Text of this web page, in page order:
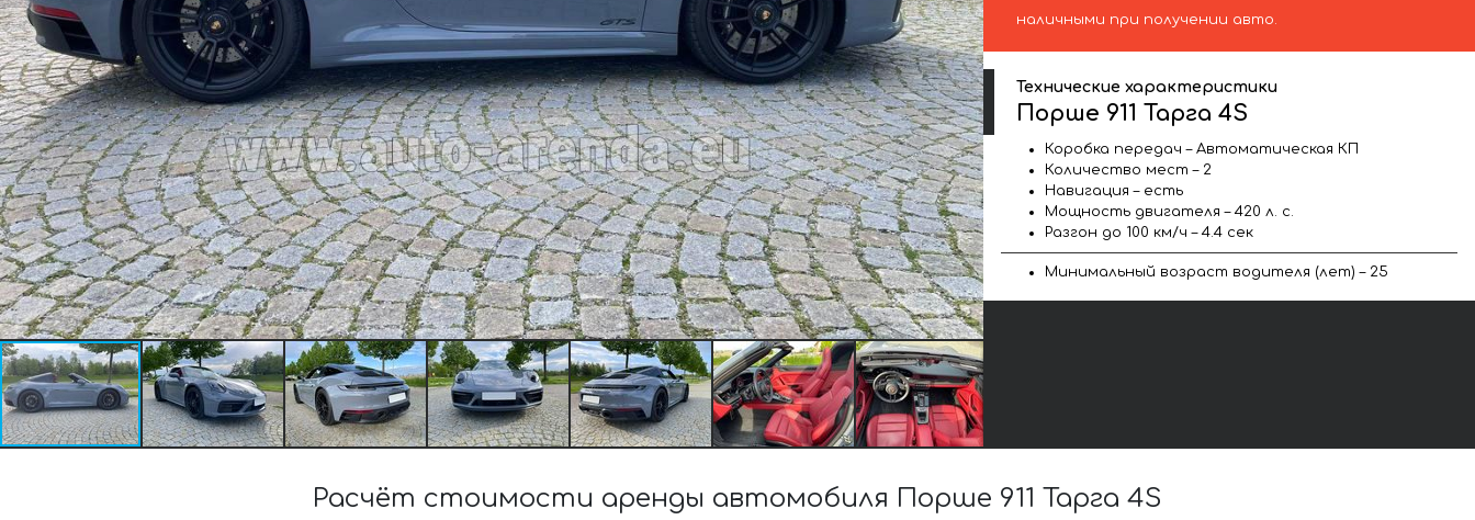
наличными при получении авто.
Технические характеристики
Порше 911 Тарга 4S
Коробка передач – Автоматическая КП
Количество мест – 2
Навигация – есть
Мощность двигателя – 420 л. с.
Разгон до 100 км/ч – 4.4 сек
Минимальный возраст водителя (лет) – 25
Расчёт стоимости аренды автомобиля Порше 911 Тарга 4S